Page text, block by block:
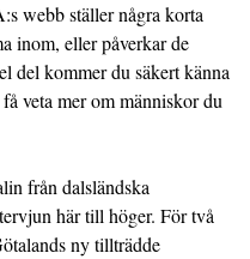
webb ställer några korta
inom, eller påverkar de
del kommer du säkert känna
veta mer om människor du
från dalsländska
här till höger. För två
ny tillträdde